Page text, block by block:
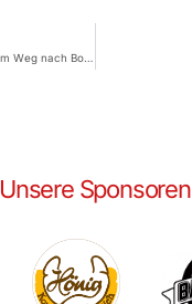
Unsere Sponsoren